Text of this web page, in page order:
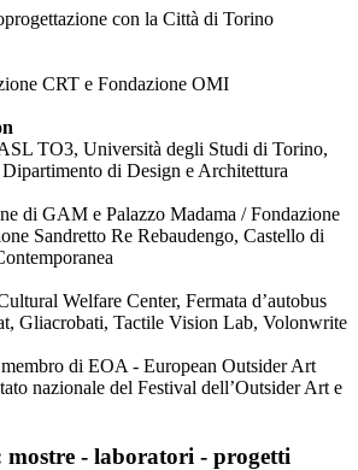
con la Città di Torino
CRT e Fondazione OMI
TO3, Università degli Studi di Torino,
di Design e Architettura
di GAM e Palazzo Madama / Fondazione
Sandretto Re Rebaudengo, Castello di
Welfare Center, Fermata d’autobus
Gliacrobati, Tactile Vision Lab, Volonwrite
di EOA - European Outsider Art
nazionale del Festival dell’Outsider Art e
- laboratori - progetti